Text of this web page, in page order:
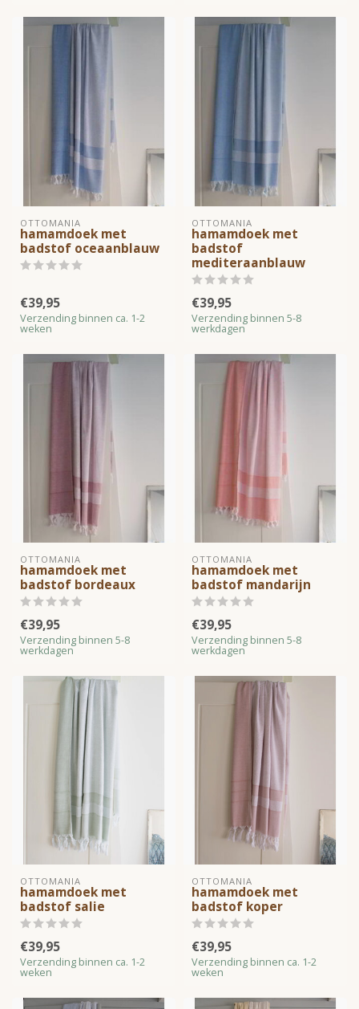
OTTOMANIA
hamamdoek met
badstof oceaanblauw
€39,95
Verzending binnen ca. 1-2
weken
OTTOMANIA
hamamdoek met
badstof
mediteraanblauw
€39,95
Verzending binnen 5-8
werkdagen
OTTOMANIA
hamamdoek met
badstof bordeaux
€39,95
Verzending binnen 5-8
werkdagen
OTTOMANIA
hamamdoek met
badstof mandarijn
€39,95
Verzending binnen 5-8
werkdagen
OTTOMANIA
hamamdoek met
badstof salie
€39,95
Verzending binnen ca. 1-2
weken
OTTOMANIA
hamamdoek met
badstof koper
€39,95
Verzending binnen ca. 1-2
weken